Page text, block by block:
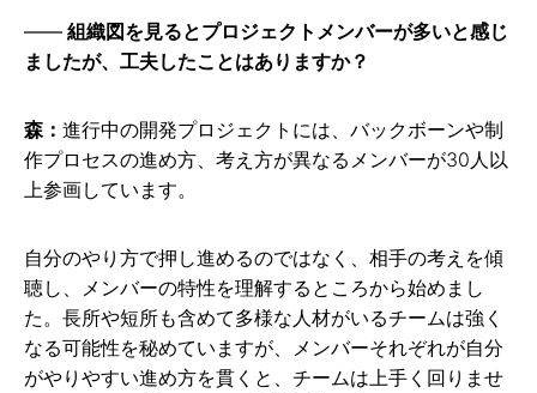
組織図を見るとプロジェクトメンバーが多いと感じ
ましたが、工夫したことはありますか？
森： 進行中の開発プロジェクトには、バックボーンや制
作プロセスの進め方、考え方が異なるメンバーが30人以
上参画しています。
自分のやり方で押し進めるのではなく、相手の考えを傾
聴し、メンバーの特性を理解するところから始めまし
た。長所や短所も含めて多様な人材がいるチームは強く
なる可能性を秘めていますが、メンバーそれぞれが自分
がやりやすい進め方を貫くと、チームは上手く回りませ